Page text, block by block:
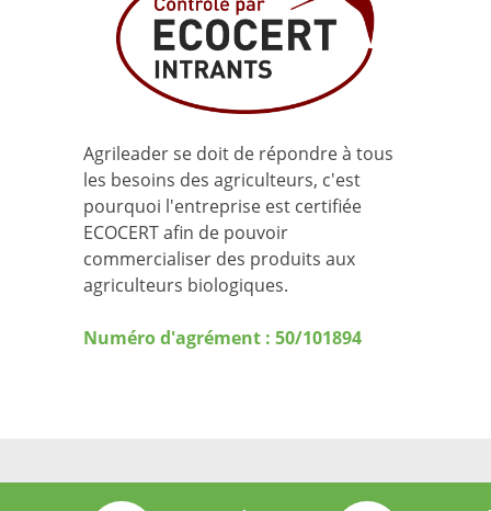
Agrileader se doit de répondre à tous
les besoins des agriculteurs, c'est
pourquoi l'entreprise est certifiée
ECOCERT afin de pouvoir
commercialiser des produits aux
agriculteurs biologiques.
Numéro d'agrément : 50/101894